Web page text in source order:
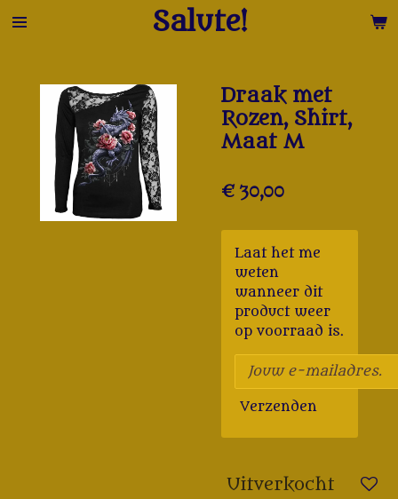
Ga
hoofdinhoud
Salute!
Draak met
Rozen, Shirt,
Maat M
€ 30,00
Laat het me
weten
wanneer dit
product weer
op voorraad is.
Verzenden
Uitverkocht